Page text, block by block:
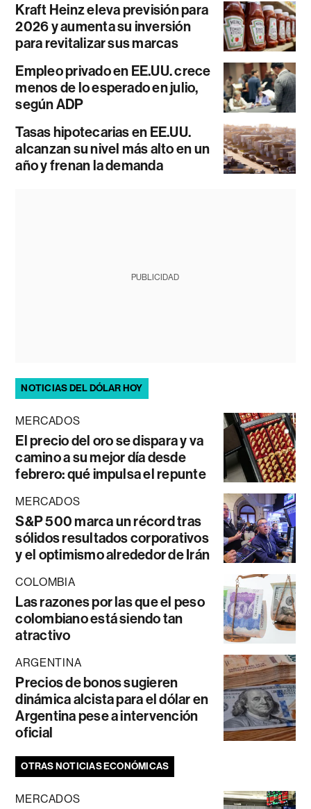
Kraft Heinz eleva previsión para
2026 y aumenta su inversión
para revitalizar sus marcas
Empleo privado en EE.UU. crece
menos de lo esperado en julio,
según ADP
Tasas hipotecarias en EE.UU.
alcanzan su nivel más alto en un
año y frenan la demanda
PUBLICIDAD
NOTICIAS DEL DÓLAR HOY
MERCADOS
El precio del oro se dispara y va
camino a su mejor día desde
febrero: qué impulsa el repunte
MERCADOS
S&P 500 marca un récord tras
sólidos resultados corporativos
y el optimismo alrededor de Irán
COLOMBIA
Las razones por las que el peso
colombiano está siendo tan
atractivo
ARGENTINA
Precios de bonos sugieren
dinámica alcista para el dólar en
Argentina pese a intervención
oficial
OTRAS NOTICIAS ECONÓMICAS
MERCADOS